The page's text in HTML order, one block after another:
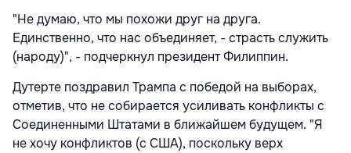
"Не думаю, что мы похожи друг на друга.
Единственно, что нас объединяет, - страсть служить
(народу)", - подчеркнул президент Филиппин.
Дутерте поздравил Трампа с победой на выборах,
отметив, что не собирается усиливать конфликты с
Соединенными Штатами в ближайшем будущем. "Я
не хочу конфликтов (с США), поскольку верх